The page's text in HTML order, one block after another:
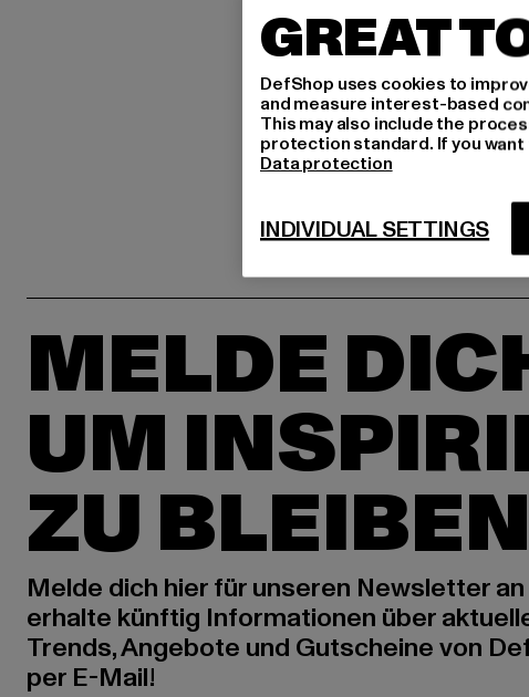
MELDE
UM
ZU
Melde dich hier für unseren Newsletter an
erhalte künftig Informationen über
Trends, Angebote und Gutscheine von
per E-Mail!
GREAT
DefShop uses cookies to
and measure interest-based
This may also include the
protection standard. If you want
Data protection
INDIVIDUAL SETTINGS